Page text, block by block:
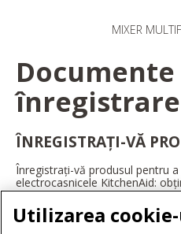
MIXER
Documente
înregistrare
ÎNREGISTRAȚI-VĂ
Înregistrați-vă produsul pentru
electrocasnicele KitchenAid:
exclusive, ponturi și sfaturi de
ÎNREGISTRAȚI-VĂ ACUM
Utilizarea